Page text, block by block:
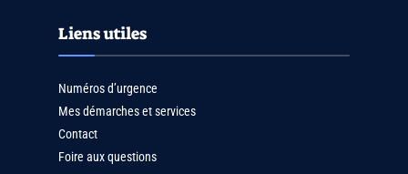
Liens utiles
Numéros d’urgence
Mes démarches et services
Contact
Foire aux questions